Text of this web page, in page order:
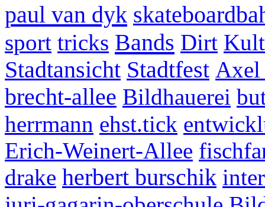
paul van dyk
sport tricks Bands Dirt
Stadtansicht Stadtfest Axel
brecht-allee Bildhauerei
herrmann ehst.tick
Erich-Weinert-Allee
drake herbert burschik